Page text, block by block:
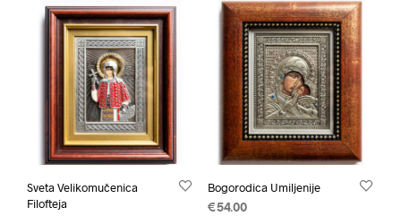
Sveta Velikomučenica
Filofteja
Bogorodica Umiljenije
€54.00